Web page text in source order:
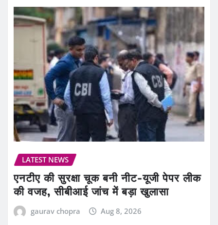
LATEST NEWS
एनटीए की सुरक्षा चूक बनी नीट-यूजी पेपर लीक
की वजह, सीबीआई जांच में बड़ा खुलासा
gaurav chopra Aug 8, 2026